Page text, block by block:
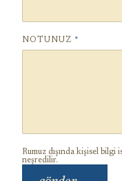
NOTUNUZ *
Rumuz dışında kişisel
neşredilir.